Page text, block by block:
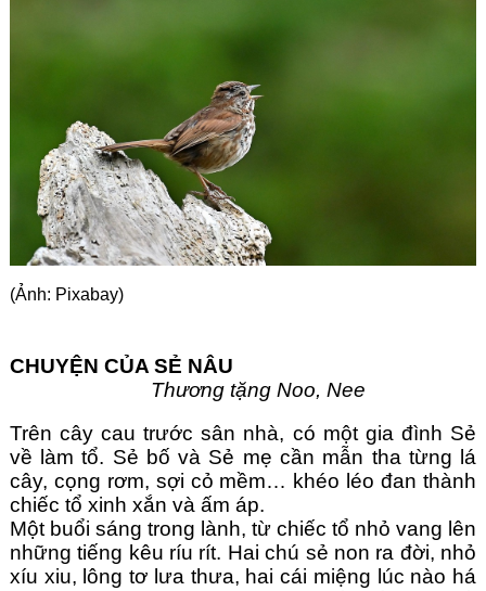
(Ảnh: Pixabay)
CHUYỆN CỦA SẺ NÂU
Thương tặng Noo, Nee
Trên cây cau trước sân nhà, có một gia đình Sẻ
về làm tổ. Sẻ bố và Sẻ mẹ cần mẫn tha từng lá
cây, cọng rơm, sợi cỏ mềm… khéo léo đan thành
chiếc tổ xinh xắn và ấm áp.
Một buổi sáng trong lành, từ chiếc tổ nhỏ vang lên
những tiếng kêu ríu rít. Hai chú sẻ non ra đời, nhỏ
xíu xiu, lông tơ lưa thưa, hai cái miệng lúc nào há